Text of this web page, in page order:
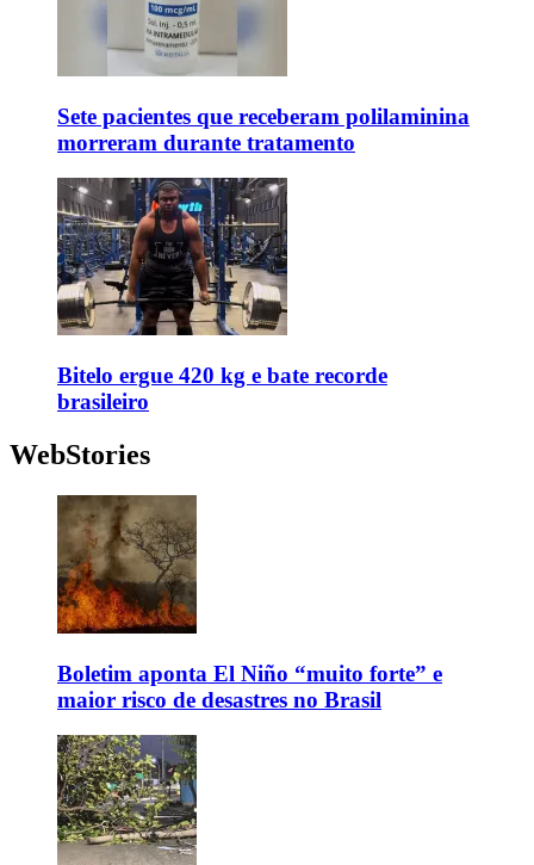
Sete pacientes que receberam polilaminina
morreram durante tratamento
Bitelo ergue 420 kg e bate recorde
brasileiro
WebStories
Boletim aponta El Niño “muito forte” e
maior risco de desastres no Brasil